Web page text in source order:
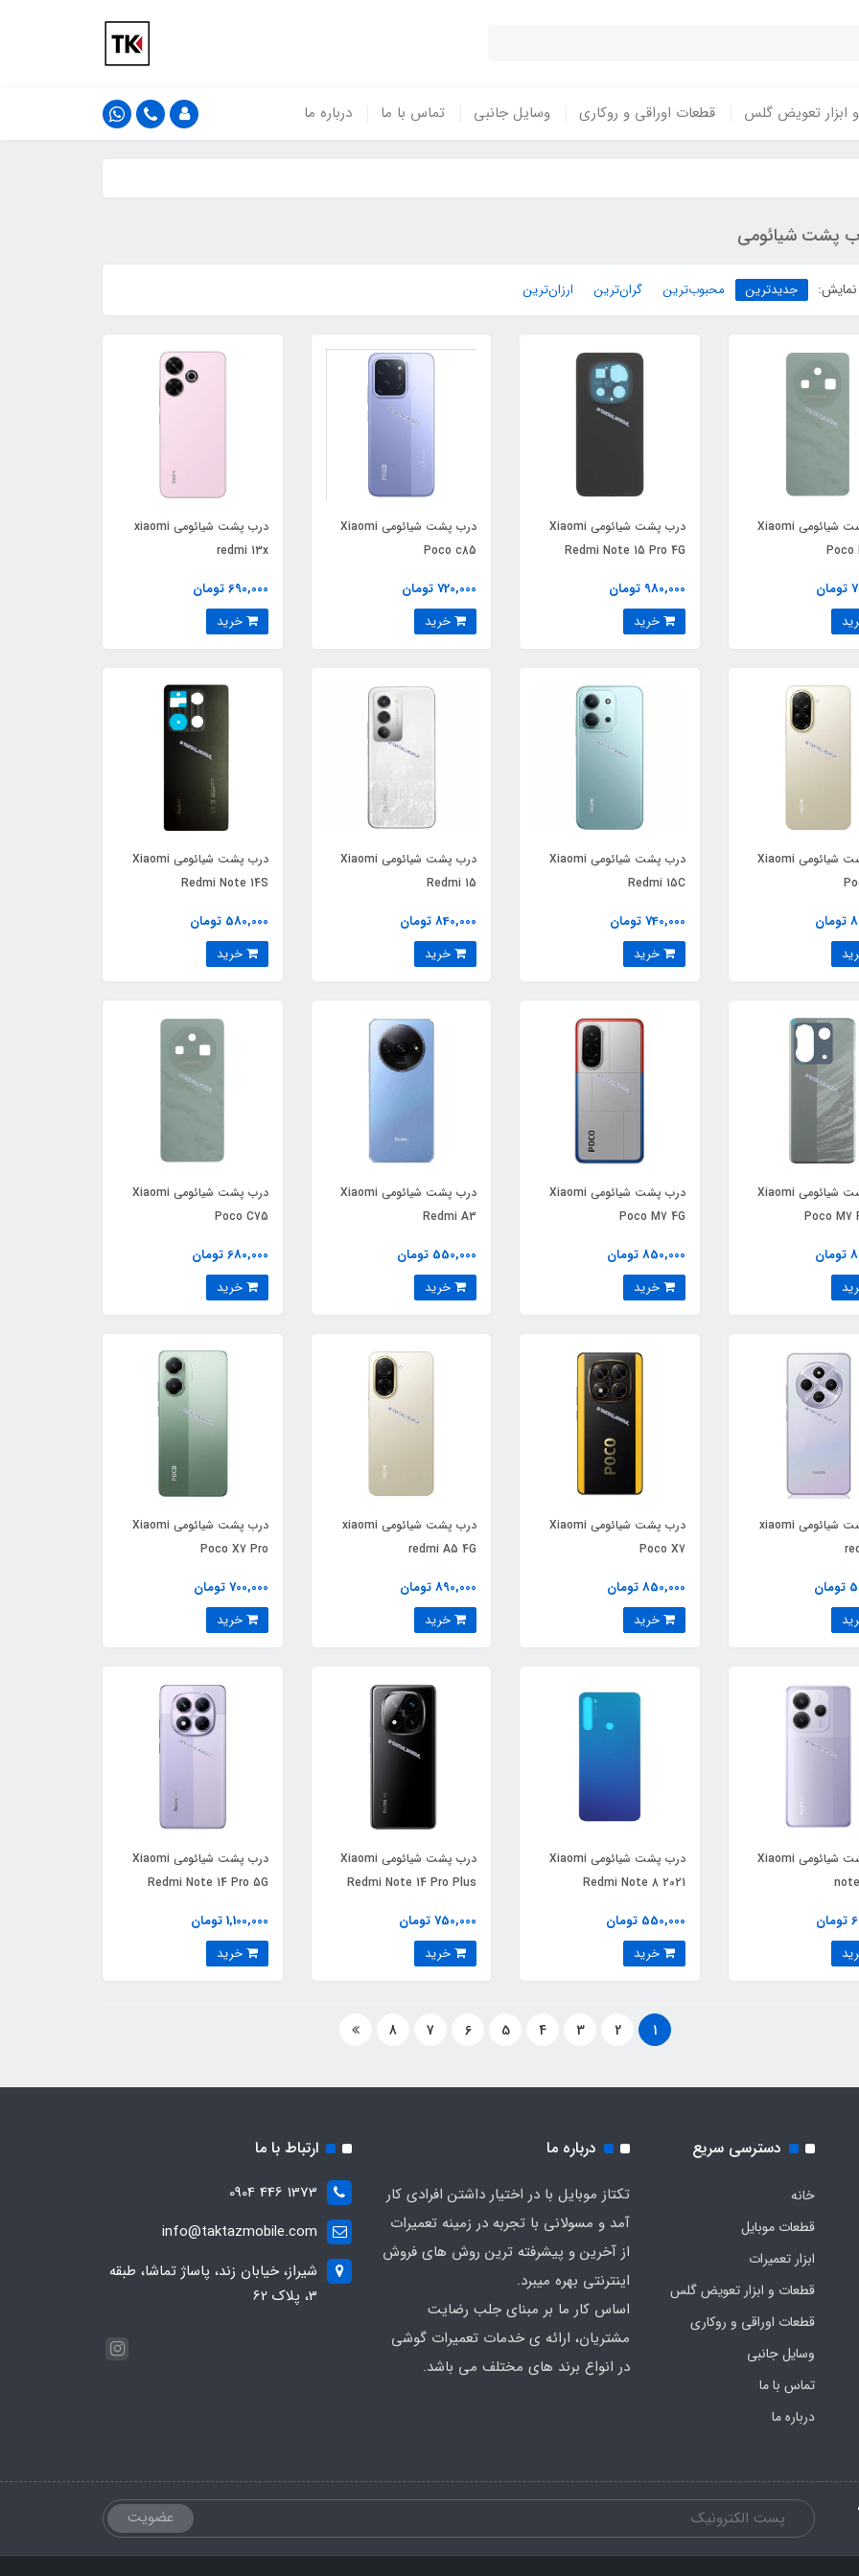
ابزار تعویض گلس قطعات اوراقی و روکاری وسایل جانبی تماس با ما درباره ما
پشت شیائومی
جدیدترین محبوب‌ترین گران‌ترین ارزان‌ترین
درب پشت شیائومی Xiaomi
Poco
درب پشت شیائومی Xiaomi
Redmi Note 15 Pro 4G
980,000 تومان
خرید
درب پشت شیائومی Xiaomi
Poco c85
720,000 تومان
درب پشت شیائومی xiaomi
redmi 13x
690,000 تومان
خرید
درب پشت شیائومی Xiaomi
درب پشت شیائومی Xiaomi
Redmi 15C
740,000 تومان
خرید
درب پشت شیائومی Xiaomi
Redmi 15
840,000 تومان
درب پشت شیائومی Xiaomi
Redmi Note 14S
580,000 تومان
خرید
درب پشت شیائومی Xiaomi
Poco M7
درب پشت شیائومی Xiaomi
Poco M7 4G
850,000 تومان
خرید
درب پشت شیائومی Xiaomi
Redmi A3
550,000 تومان
درب پشت شیائومی Xiaomi
Poco C75
680,000 تومان
خرید
درب پشت شیائومی xiaomi
درب پشت شیائومی Xiaomi
Poco X7
850,000 تومان
خرید
درب پشت شیائومی xiaomi
redmi A5 4G
890,000 تومان
درب پشت شیائومی Xiaomi
Poco X7 Pro
700,000 تومان
خرید
درب پشت شیائومی Xiaomi
درب پشت شیائومی Xiaomi
Redmi Note 8 2021
550,000 تومان
خرید
درب پشت شیائومی Xiaomi
Redmi Note 14 Pro Plus
750,000 تومان
درب پشت شیائومی Xiaomi
Redmi Note 14 Pro 5G
1,100,000 تومان
خرید
1
2
3
4
5
6
7
8
دسترسی سریع
خانه
قطعات موبایل
ابزار تعمیرات
قطعات و ابزار تعویض گلس
قطعات اوراقی و روکاری
وسایل جانبی
تماس با ما
درباره ما
درباره ما
تکتاز موبایل با در اختیار داشتن افرادی کار
آمد و مسولانی با تجربه در زمینه تعمیرات
از آخرین و پیشرفته ترین روش های فروش
اینترنتی بهره میبرد.
اساس کار ما بر مبنای جلب رضایت
مشتریان، ارائه ی خدمات تعمیرات گوشی
در انواع برند های مختلف می باشد.
ارتباط با ما
1373 446 0904
info@taktazmobile.com
شیراز، خیابان زند، پاساژ تماشا، طبقه
3، پلاک 62
عضویت